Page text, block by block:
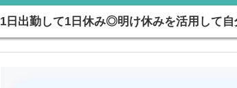
1日出勤して1日休み◎明け休みを活用して自